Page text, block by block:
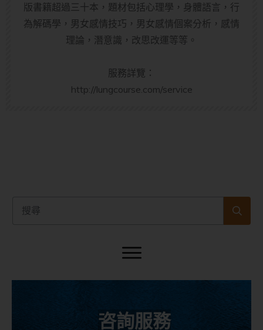
版書籍超過三十本，題材包括心理學，身體語言，行
為解碼學，男女感情技巧，男女感情個案分析，感情
理論，潛意識，改思改運等等。
服務詳覽：
http://lungcourse.com/service
咨詢服務